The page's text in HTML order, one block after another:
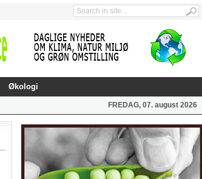
Økologi
FREDAG, 07. august 2026